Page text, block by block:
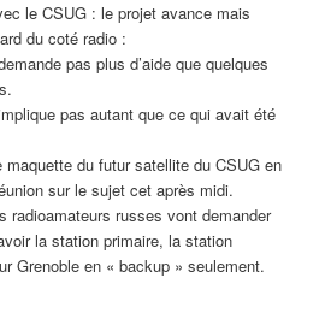
le CSUG : le projet avance mais
du coté radio :
pas plus d’aide que quelques
pas autant que ce qui avait été
maquette du futur satellite du CSUG en
sur le sujet cet après midi.
radioamateurs russes vont demander
la station primaire, la station
Grenoble en « backup » seulement.